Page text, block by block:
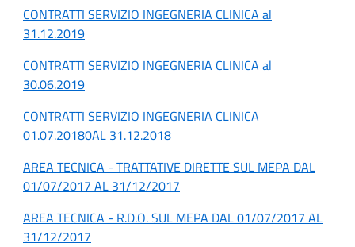
CONTRATTI SERVIZIO INGEGNERIA CLINICA al
31.12.2019
CONTRATTI SERVIZIO INGEGNERIA CLINICA al
30.06.2019
CONTRATTI SERVIZIO INGEGNERIA CLINICA
01.07.20180AL 31.12.2018
AREA TECNICA - TRATTATIVE DIRETTE SUL MEPA DAL
01/07/2017 AL 31/12/2017
AREA TECNICA - R.D.O. SUL MEPA DAL 01/07/2017 AL
31/12/2017